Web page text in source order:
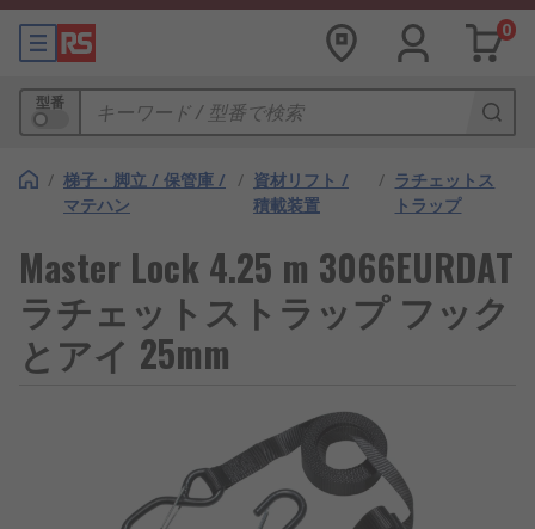
0
型番
/ 梯子・脚立 / 保管庫 /
マテハン
/ 資材リフト /
積載装置
/ ラチェットス
トラップ
Master Lock 4.25 m 3066EURDAT
ラチェットストラップ フック
とアイ 25mm